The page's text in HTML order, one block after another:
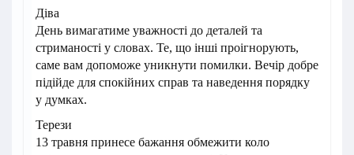
Діва
День вимагатиме уважності до деталей та
стриманості у словах. Те, що інші проігнорують,
саме вам допоможе уникнути помилки. Вечір добре
підійде для спокійних справ та наведення порядку
у думках.
Терези
13 травня принесе бажання обмежити коло